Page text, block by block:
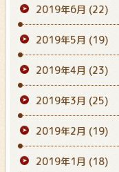
2019年6月 (22)
2019年5月 (19)
2019年4月 (23)
2019年3月 (25)
2019年2月 (19)
2019年1月 (18)